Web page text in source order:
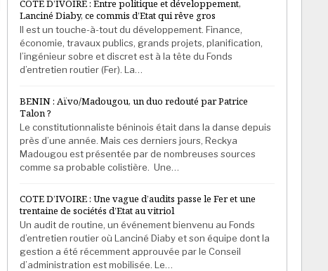
COTE D’IVOIRE : Entre politique et développement,
Lanciné Diaby, ce commis d’Etat qui rêve gros
Il est un touche-à-tout du développement. Finance,
économie, travaux publics, grands projets, planification,
l’ingénieur sobre et discret est à la tête du Fonds
d’entretien routier (Fer). La…
BENIN : Aïvo/Madougou, un duo redouté par Patrice
Talon ?
Le constitutionnaliste béninois était dans la danse depuis
près d’une année. Mais ces derniers jours, Reckya
Madougou est présentée par de nombreuses sources
comme sa probable colistière. Une…
COTE D’IVOIRE : Une vague d’audits passe le Fer et une
trentaine de sociétés d’Etat au vitriol
Un audit de routine, un événement bienvenu au Fonds
d’entretien routier où Lanciné Diaby et son équipe dont la
gestion a été récemment approuvée par le Conseil
d’administration est mobilisée. Le…